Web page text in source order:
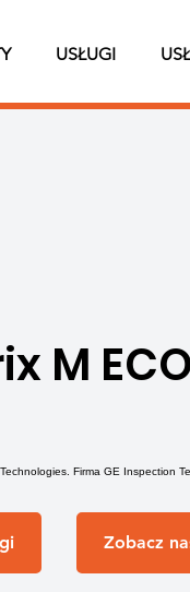
USŁUGI
M
Firma GE Inspection
Zobacz